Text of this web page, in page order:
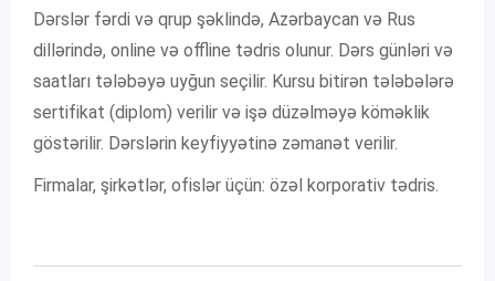
Dərslər fərdi və qrup şəklində, Azərbaycan və Rus
dillərində, online və offline tədris olunur. Dərs günləri və
saatları tələbəyə uyğun seçilir. Kursu bitirən tələbələrə
sertifikat (diplom) verilir və işə düzəlməyə köməklik
göstərilir. Dərslərin keyfiyyətinə zəmanət verilir.
Firmalar, şirkətlər, ofislər üçün: özəl korporativ tədris.